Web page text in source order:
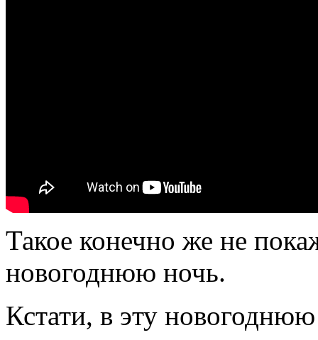
Такое конечно же не
новогоднюю ночь.
Кстати, в эту